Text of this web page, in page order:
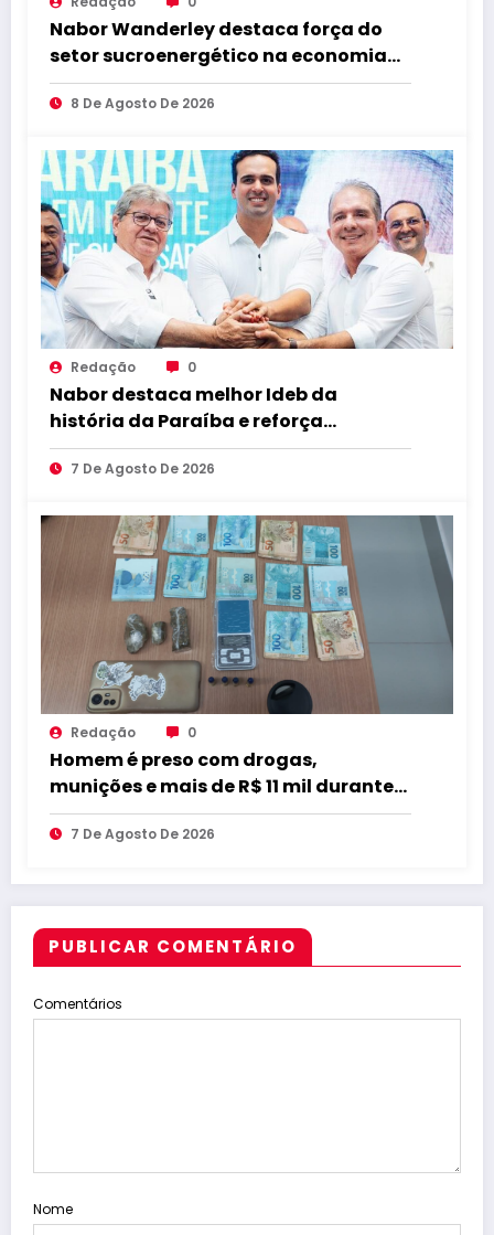
Nabor Wanderley destaca força do
setor sucroenergético na economia
da Paraíba durante visita à Destilaria
Tabu
8 De Agosto De 2026
Redação 0
Nabor destaca melhor Ideb da
história da Paraíba e reforça
compromisso com educação de
qualidade
7 De Agosto De 2026
Redação 0
Homem é preso com drogas,
munições e mais de R$ 11 mil durante
operação em Marcação
7 De Agosto De 2026
PUBLICAR COMENTÁRIO
Comentários
Nome